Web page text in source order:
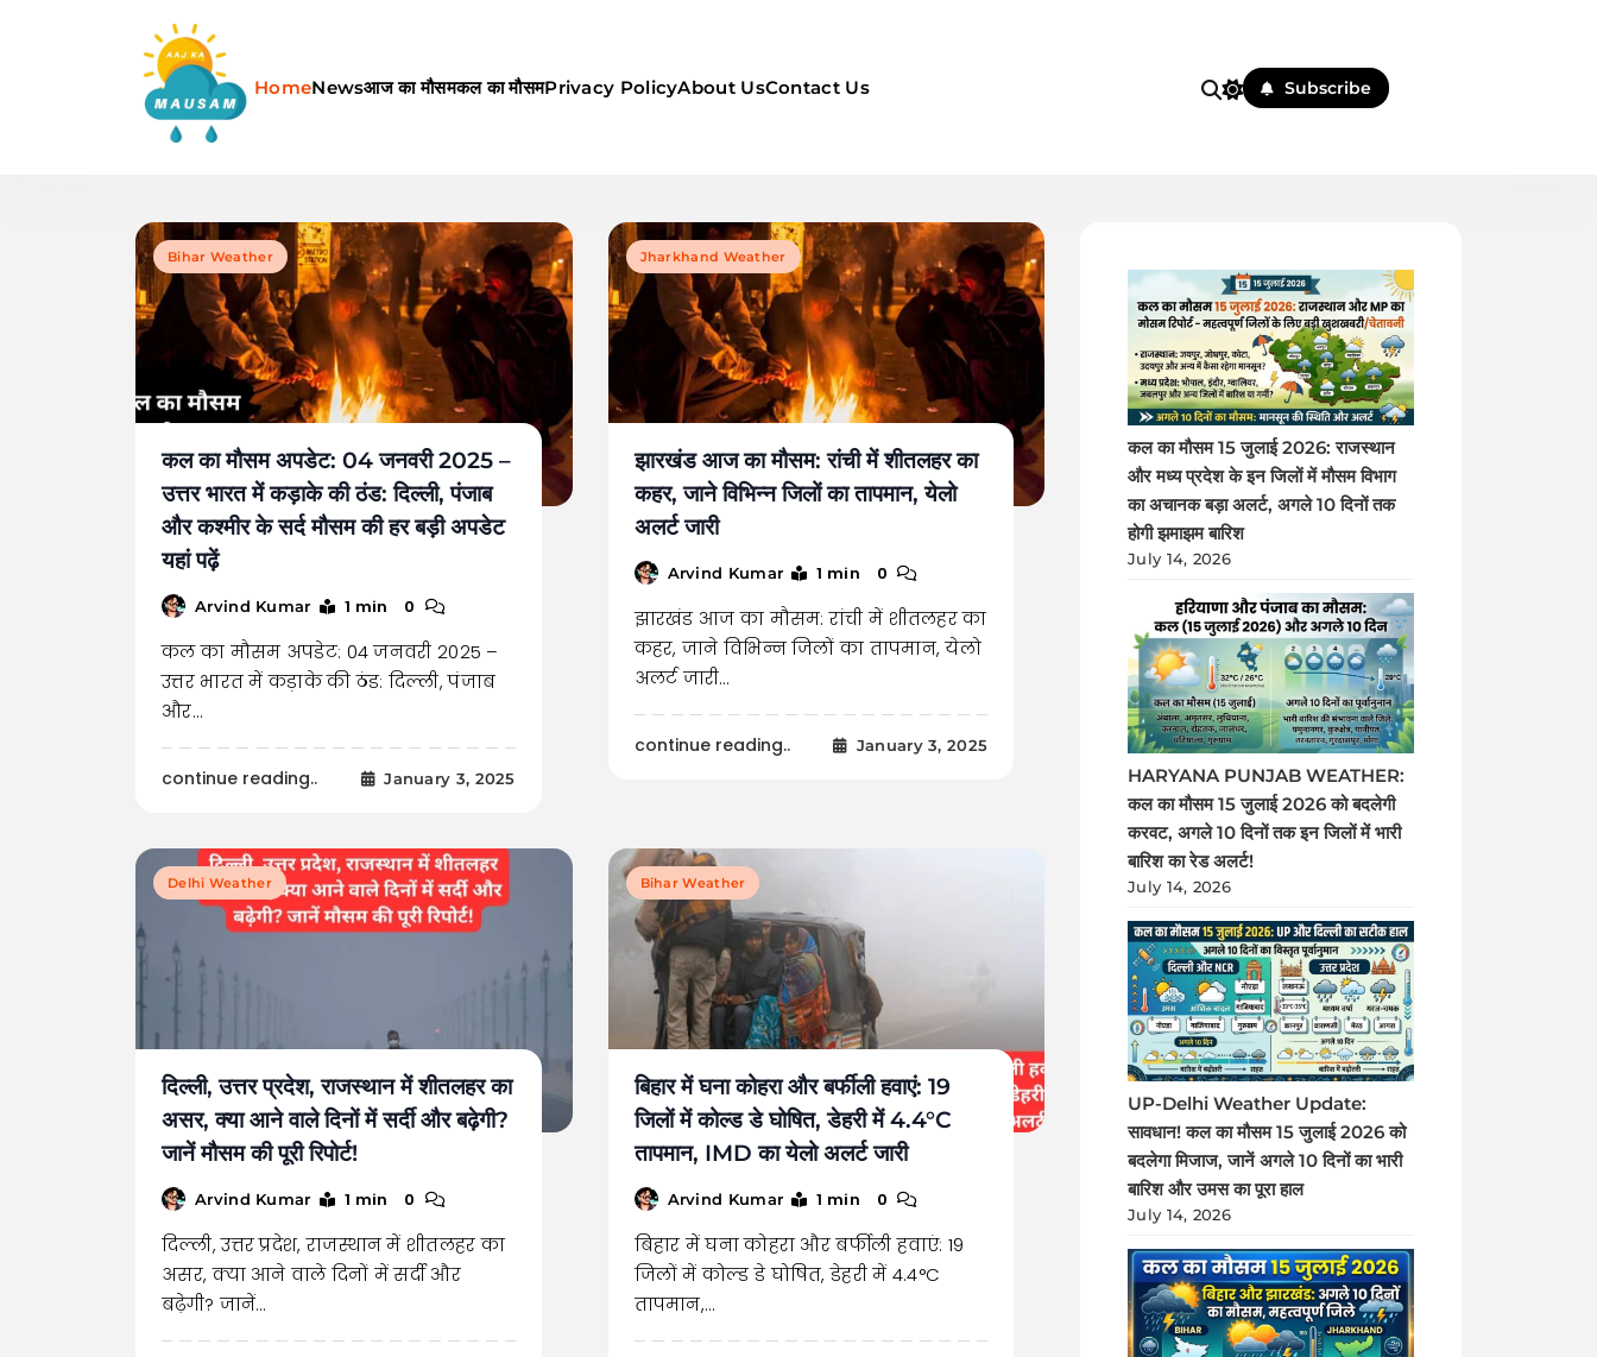
HomeNewsआज का मौसमकल का मौसमPrivacy PolicyAbout UsContact Us Subscribe
Bihar Weather
कल का मौसम अपडेट: 04 जनवरी 2025 –
उत्तर भारत में कड़ाके की ठंड: दिल्ली, पंजाब
और कश्मीर के सर्द मौसम की हर बड़ी अपडेट
यहां पढ़ें
Arvind Kumar 1 min 0
कल का मौसम अपडेट: 04 जनवरी 2025 –
उत्तर भारत में कड़ाके की ठंड: दिल्ली, पंजाब
और…
continue reading.. January 3, 2025
Jharkhand Weather
झारखंड आज का मौसम: रांची में शीतलहर का
कहर, जाने विभिन्न जिलों का तापमान, येलो
अलर्ट जारी
Arvind Kumar 1 min 0
झारखंड आज का मौसम: रांची में शीतलहर का
कहर, जाने विभिन्न जिलों का तापमान, येलो
अलर्ट जारी…
continue reading.. January 3, 2025
Delhi Weather
दिल्ली, उत्तर प्रदेश, राजस्थान में शीतलहर का
असर, क्या आने वाले दिनों में सर्दी और बढ़ेगी?
जानें मौसम की पूरी रिपोर्ट!
Arvind Kumar 1 min 0
दिल्ली, उत्तर प्रदेश, राजस्थान में शीतलहर का
असर, क्या आने वाले दिनों में सर्दी और
बढ़ेगी? जानें…
Bihar Weather
बिहार में घना कोहरा और बर्फीली हवाएं: 19
जिलों में कोल्ड डे घोषित, डेहरी में 4.4°C
तापमान, IMD का येलो अलर्ट जारी
Arvind Kumar 1 min 0
बिहार में घना कोहरा और बर्फीली हवाएं: 19
जिलों में कोल्ड डे घोषित, डेहरी में 4.4°C
तापमान,…
कल का मौसम 15 जुलाई 2026: राजस्थान
और मध्य प्रदेश के इन जिलों में मौसम विभाग
का अचानक बड़ा अलर्ट, अगले 10 दिनों तक
होगी झमाझम बारिश
July 14, 2026
HARYANA PUNJAB WEATHER:
कल का मौसम 15 जुलाई 2026 को बदलेगी
करवट, अगले 10 दिनों तक इन जिलों में भारी
बारिश का रेड अलर्ट!
July 14, 2026
UP-Delhi Weather Update:
सावधान! कल का मौसम 15 जुलाई 2026 को
बदलेगा मिजाज, जानें अगले 10 दिनों का भारी
बारिश और उमस का पूरा हाल
July 14, 2026